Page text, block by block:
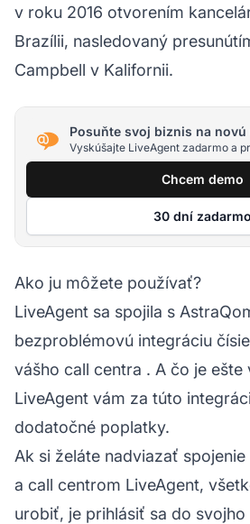
v roku 2016 otvorením
Brazílii, nasledovaný
Campbell v Kalifornii.
Posuňte svoj biznis na novú
Vyskúšajte LiveAgent zadarmo a
Chcem demo
30 dní zadarmo
Ako ju môžete používať?
LiveAgent sa spojila s
bezproblémovú integráciu
vášho call centra . A čo je ešte
LiveAgent vám za túto
dodatočné poplatky.
Ak si želáte nadviazať
a call centrom LiveAgent,
urobiť, je prihlásiť sa do svojho